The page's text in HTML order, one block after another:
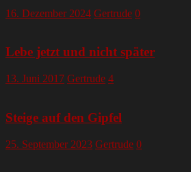
16. Dezember 2024 Gertrude 0
Lebe jetzt und nicht später
13. Juni 2017 Gertrude 4
Steige auf den Gipfel
25. September 2023 Gertrude 0